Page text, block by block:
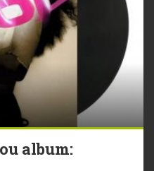
album: